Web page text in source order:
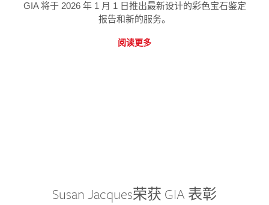
GIA 将于 2026 年 1 月 1 日推出最新设计的彩色宝石鉴定
报告和新的服务。
阅读更多
Susan Jacques荣获 GIA 表彰